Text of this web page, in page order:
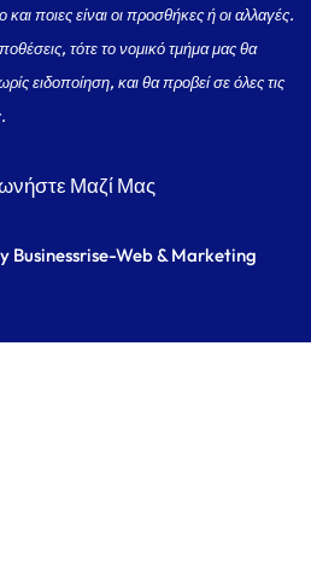
ποιες είναι οι προσθήκες ή οι αλλαγές.
τότε το νομικό τμήμα μας θα
ειδοποίηση, και θα προβεί σε όλες τις
Μαζί Μας
Businessrise-Web & Marketing